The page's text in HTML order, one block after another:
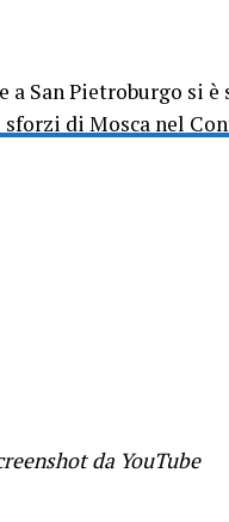
a San Pietroburgo si
di Mosca nel
da YouTube